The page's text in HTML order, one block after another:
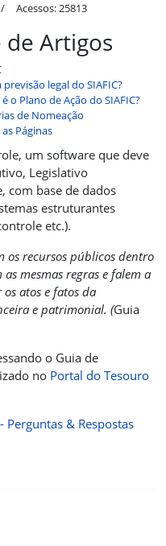
Acessos: 25813
de Artigos
previsão legal do SIAFIC?
o Plano de Ação do SIAFIC?
de Nomeação
Páginas
um software que deve
Legislativo
com base de dados
estruturantes
etc.).
os recursos públicos dentro
mesmas regras e falem a
atos e fatos da
e patrimonial. (Guia
o Guia de
no Portal do Tesouro
Perguntas & Respostas